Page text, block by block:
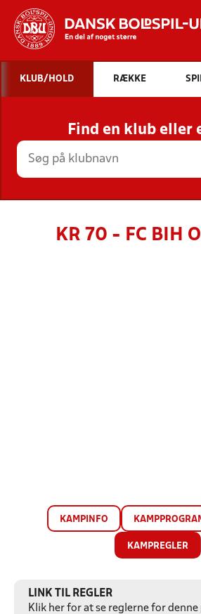
STILLINGER, RESULTATER,
HOLD
KLUB/HOLD RÆKKE
Find en klub eller
KR 70 - FC BIH
KAMPINFO
KAMPREGLER
LINK TIL REGLER
Klik her for at se reglerne for denne